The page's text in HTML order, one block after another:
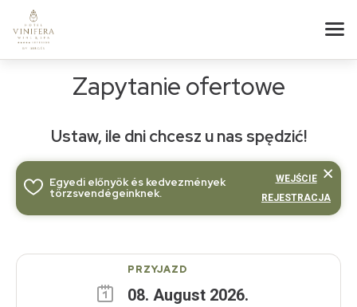
Zapytanie ofertowe
Ustaw, ile dni chcesz u nas spędzić!
Egyedi előnyök és kedvezmények
törzsvendégeinknek.
WEJŚCIE
REJESTRACJA
PRZYJAZD
08. August 2026.